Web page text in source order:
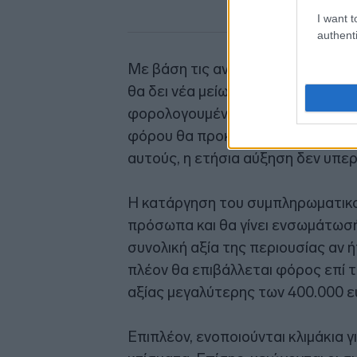
I want
Με βάση τις ανακοινώσεις, το
θα δει νέα μείωση του ΕΝΦΙΑ στα
φορολογουμένων δεν θα δει
φόρου θα προκύψει μόνο για το
αυτούς, η ετήσια αύξηση δεν
Η κατάργηση του
πρόσωπα και θα γίνει
συνολική αξία της περιουσίας
πλέον θα επιβάλλεται φόρος επί
αξίας μεγαλύτερης των 400.000
Επιπλέον, ενοποιούνται κλιμάκια